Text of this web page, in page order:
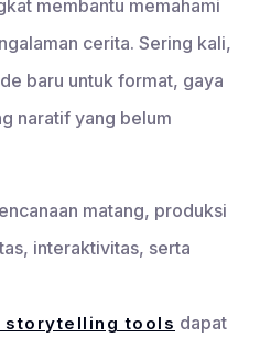
membantu memahami
cerita. Sering kali,
baru untuk format, gaya
naratif yang belum
matang, produksi
interaktivitas, serta
storytelling tools dapat